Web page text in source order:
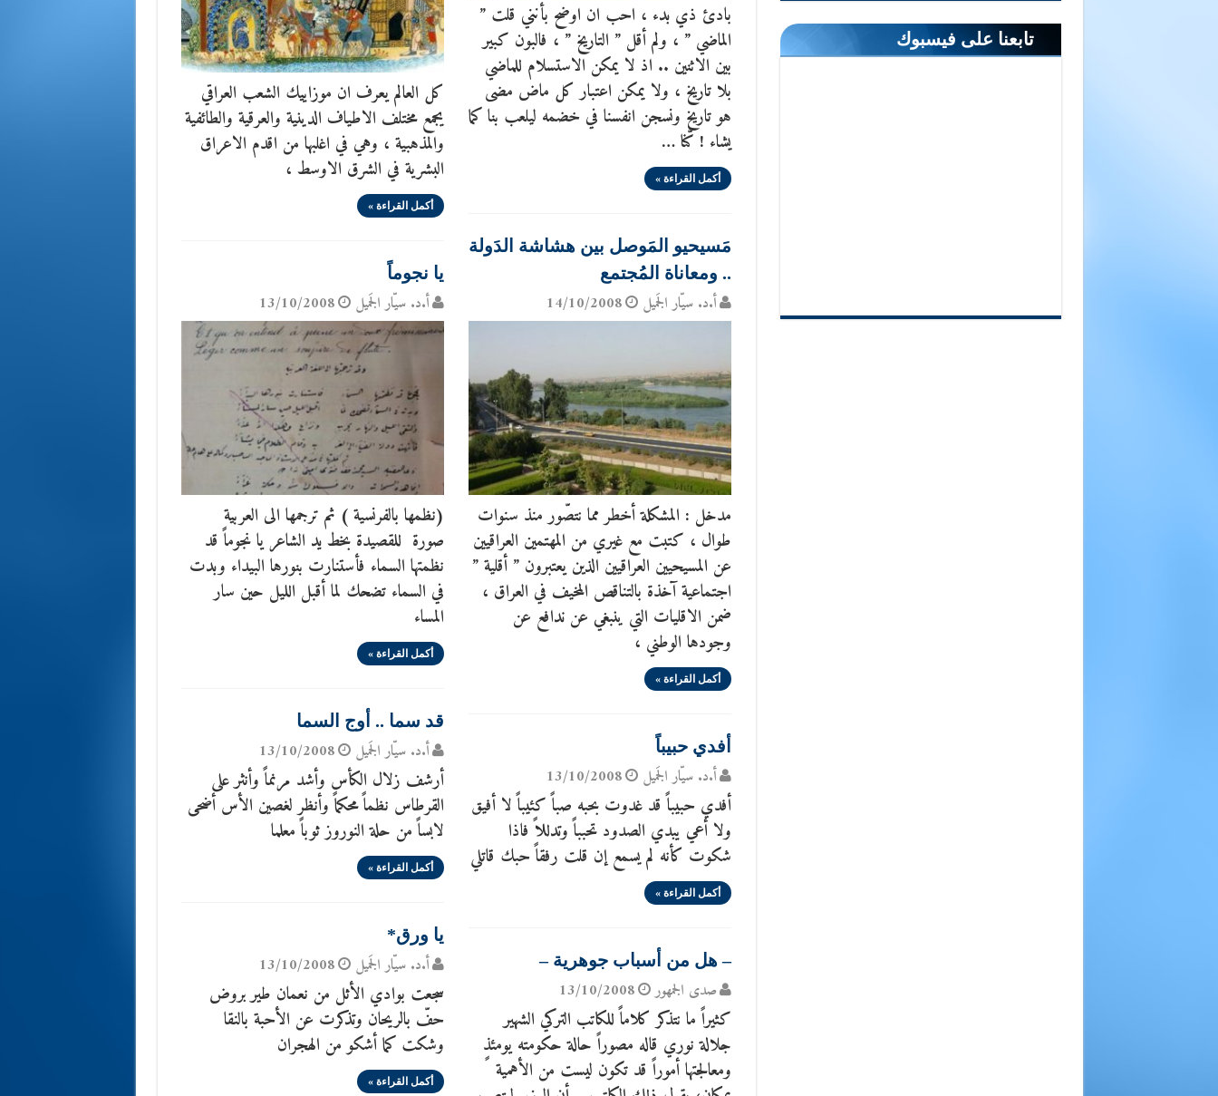
بادئ ذي بدء ، احب ان اوضح بأنني قلت ”
الماضي ” ، ولم أقل ” التاريخ ” ، فالبون كبير
بين الاثنين .. اذ لا يمكن الاستسلام للماضي
بلا تاريخ ، ولا يمكن اعتبار كل ماض مضى
هو تاريخ ونسجن انفسنا في خضمه ليلعب بنا كما
يشاء ! كّنا …
أكمل القراءة »
كل العالم يعرف ان موزاييك الشعب العراقي
يجمع مختلف الاطياف الدينية والعرقية والطائفية
والمذهبية ، وهي في اغلبها من اقدم الاعراق
البشرية في الشرق الاوسط ،
أكمل القراءة »
مَسيحيو المَوصل بين هشاشة الدَولة
.. ومعاناة المُجتمع
أ.د. سيّار الجَميل 14/10/2008
مدخل : المشكلة أخطر مما نتصّور منذ سنوات
طوال ، كتبت مع غيري من المهتمين العراقيين
عن المسيحيين العراقيين الذين يعتبرون ” أقلية ”
اجتماعية آخذة بالتناقص المخيف في العراق ،
ضمن الاقليات التي ينبغي عن ندافع عن
وجودها الوطني ،
أكمل القراءة »
يا نجوماً
أ.د. سيّار الجَميل 13/10/2008
(نظمها بالفرنسية ) ثم ترجمها الى العربية
صورة للقصيدة بخط يد الشاعر يا نجوماً قد
نظمتها السماء فأستنارت بنورها البيداء وبدت
في السماء تضحك لما أقبل الليل حين سار
المساء
أكمل القراءة »
قد سما .. أوج السما
أ.د. سيّار الجَميل 13/10/2008
أرشف زلال الكأس وأشد مرنماً وأنثر على
القرطاس نظماً محكماً وأنظر لغصين الأس أضحى
لابساً من حلة النوروز ثوباً معلما
أكمل القراءة »
أفدي حبيباً
أ.د. سيّار الجَميل 13/10/2008
أفدي حبيباً قد غدوت بحبه صباً كئيباً لا أفيق
ولا أعي يبدي الصدود تحبباً وتدللاً فاذا
شكوت كأنه لم يسمع إن قلت رفقاً حبك قاتلي
أكمل القراءة »
يا ورق*
أ.د. سيّار الجَميل 13/10/2008
سجعت بوادي الأثل من نعمان طير بروض
حفّ بالريحان وتذكرت عن الأحبة بالنقا
وشكت كما أشكو من الهجران
أكمل القراءة »
– هل من أسباب جوهرية –
صدى الجمهور 13/10/2008
كثيراً ما نتذكر كلاماً للكاتب التركي الشهير
جلالة نوري قاله مصوراً حالة حكومته يومئذٍ
ومعالجتها أموراً قد تكون ليست من الأهمية
تابعنا على فيسبوك